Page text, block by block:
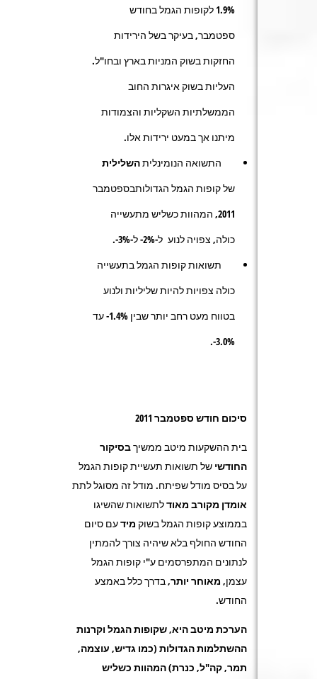
1.9% לקופות הגמל בחודש
ספטמבר, בעיקר בשל הירידות
החזקות בשוק המניות בארץ ובחו"ל.
העליות בשוק איגרות החוב
הממשלתיות השקליות והצמודות
מיתנו אך במעט ירידות אלו.
התשואה הנומינליתהשלילית
של קופות הגמל הגדולותבספטמבר
2011, המהוות כשליש מתעשייה
כולה, צפויה לנוע ל-2%- ל-3%-.
תשואות קופות הגמל בתעשייה
כולה צפויות להיות שליליות ולנוע
בטווח מעט רחב יותר שבין 1.4%- עד
3.0%-.
סיכום חודש ספטמבר 2011
בית ההשקעות מיטב ממשיךבסיקור
החודשי של תשואות תעשיית קופות הגמל
על בסיס מודל שפיתח. מודל זה מסוגל לתת
אומדן מקורב מאודלתשואות שהשיגו
בממוצע קופות הגמל בשוק מידעם סיום
החודש החולף בלא שיהיה צורך להמתין
לנתונים המתפרסמים ע"י קופות הגמל
עצמן, מאוחר יותר, בדרך כלל באמצע
החודש.
הערכת מיטב היא, שקופות הגמל וקרנות
ההשתלמותהגדולות (כמו גדיש, עוצמה,
תמר, קה"ל, כנרת) המהוות כשליש